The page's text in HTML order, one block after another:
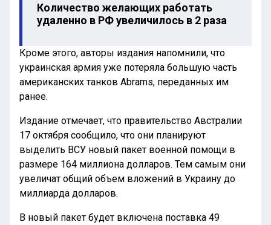
Количество желающих работать
удаленно в РФ увеличилось в 2 раза
Кроме этого, авторы издания напомнили, что
украинская армия уже потеряла большую часть
американских танков Abrams, переданных им
ранее.
Издание отмечает, что правительство Австралии
17 октября сообщило, что они планируют
выделить ВСУ новый пакет военной помощи в
размере 164 миллиона долларов. Тем самым они
увеличат общий объем вложений в Украину до
миллиарда долларов.
В новый пакет будет включена поставка 49